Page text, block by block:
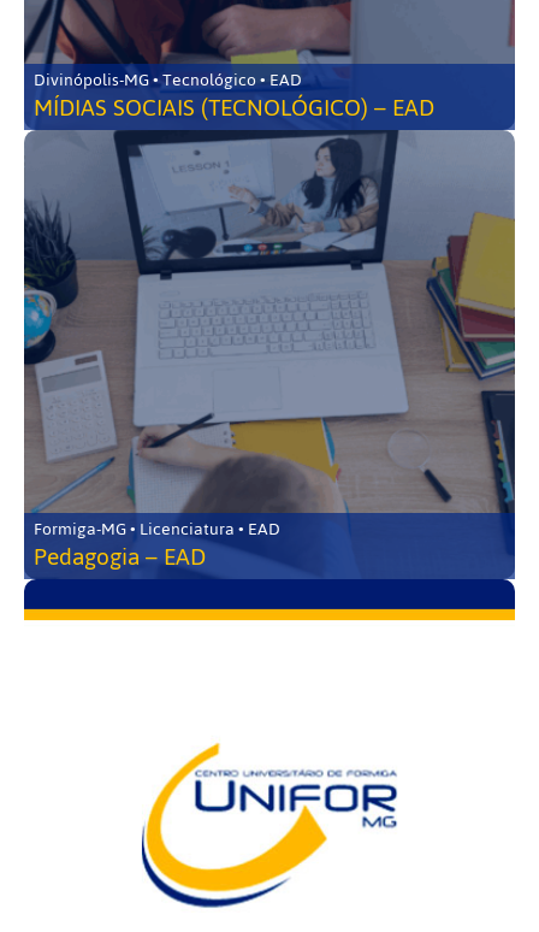
Divinópolis-MG • Tecnológico • EAD
MÍDIAS SOCIAIS (TECNOLÓGICO) – EAD
Formiga-MG • Licenciatura • EAD
Pedagogia – EAD